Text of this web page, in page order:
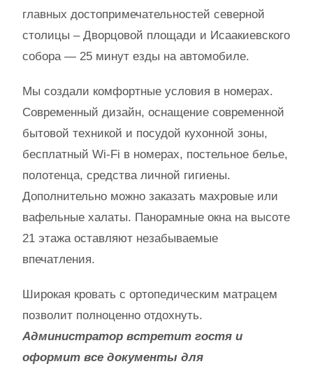
главных достопримечательностей северной
столицы – Дворцовой площади и Исаакиевского
собора — 25 минут езды на автомобиле.
Мы создали комфортные условия в номерах.
Современный дизайн, оснащение современной
бытовой техникой и посудой кухонной зоны,
бесплатный Wi-Fi в номерах, постельное белье,
полотенца, средства личной гигиены.
Дополнительно можно заказать махровые или
вафельные халаты. Панорамные окна на высоте
21 этажа оставляют незабываемые
впечатления.
Широкая кровать с ортопедическим матрацем
позволит полноценно отдохнуть.
Администратор встретит гостя и
оформит все документы для